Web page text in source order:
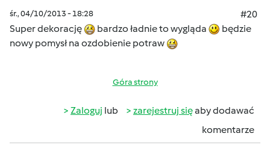
śr., 04/10/2013 - 18:28
#20
Super dekorację
bardzo ładnie to wygląda
będzie
nowy pomysł na ozdobienie potraw
Góra strony
Zaloguj lub zarejestruj sięaby dodawać
komentarze